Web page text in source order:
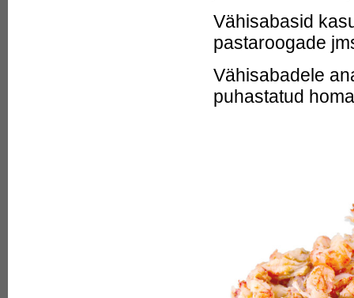
Vähisabasid
pastaroogade
Vähisabadele
puhastatud